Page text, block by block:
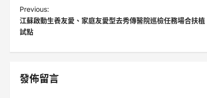
P
o
t
n
a
Previous:
江蘇啟動生養友愛、家庭友愛型去秀傳醫院巡檢任務場合扶植
試點
發佈留言